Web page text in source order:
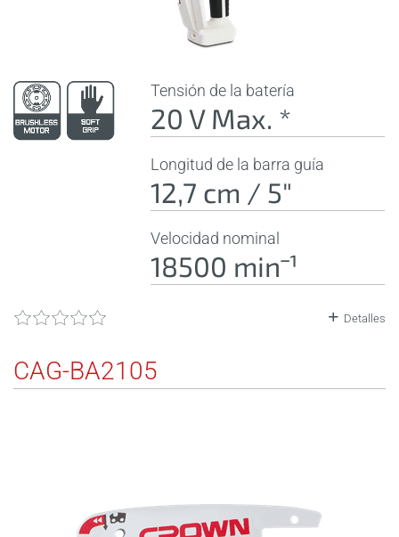
Tensión de la batería
20 V Max. *
Longitud de la barra guía
12,7 cm / 5"
Velocidad nominal
18500 minˉ¹
Detalles
CAG-BA2105